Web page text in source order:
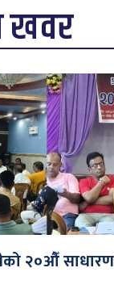
खवर
२०औँ साधारण